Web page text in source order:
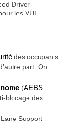
Driver
les VUL.
des occupants
part. On
(AEBS :
blocage des
Lane Support